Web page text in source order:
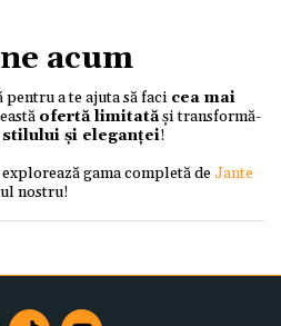
acum
a te ajuta să faci cea mai
ofertă limitatăși transformă-
și eleganței!
gama completă deJante
nostru!